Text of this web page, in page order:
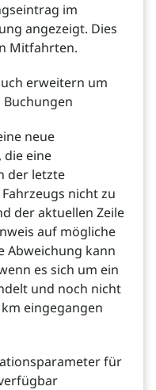
im
angezeigt. Dies
Mitfahrten.
erweitern um
Buchungen
neue
die eine
der letzte
nicht zu
der aktuellen Zeile
auf mögliche
Abweichung kann
es sich um ein
und noch nicht
eingegangen
für